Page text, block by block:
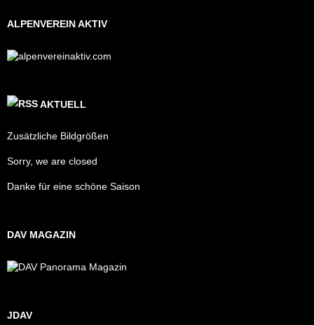
ALPENVEREIN AKTIV
AKTUELL
Zusätzliche Bildgrößen
Sorry, we are closed
Danke für eine schöne Saison
DAV MAGAZIN
JDAV